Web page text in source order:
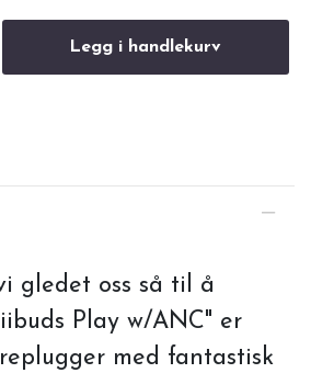
Legg i handlekurv
gledet oss så til å
Play w/ANC" er
med fantastisk